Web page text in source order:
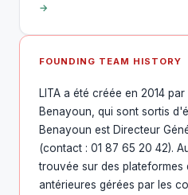
→
FOUNDING TEAM HISTORY
LITA a été créée en 2014
Benayoun, qui sont sortis
Benayoun est Directeur
(contact : 01 87 65 20 42).
trouvée sur des
antérieures gérées par les